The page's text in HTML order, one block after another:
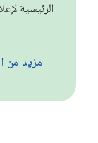
الرئيسية
مزيد من